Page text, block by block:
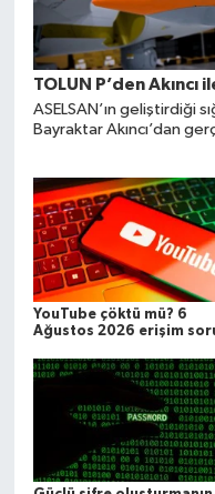
TOLUN P’den
ASELSAN’ın geliştirdiği
Bayraktar Akıncı’dan
YouTube çöktü mü? 6
Ağustos 2026 erişim